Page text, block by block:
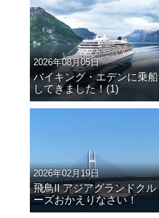
2026年08月05日
バイキング・エデンに乗船
してきました！(1)
2026年02月19日
飛鳥II アジアグランドクル
ーズおかえりなさい！